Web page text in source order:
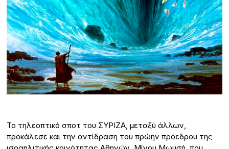
Το τηλεοπτικό σποτ του ΣΥΡΙΖΑ, μεταξύ άλλων,
προκάλεσε και την αντίδραση του πρώην πρόεδρου της